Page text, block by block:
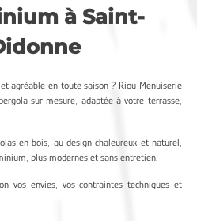
à Saint-
agréable en toute saison ? Riou Menuiserie
sur mesure, adaptée à votre terrasse,
en bois, au design chaleureux et naturel,
plus modernes et sans entretien.
vos envies, vos contraintes techniques et